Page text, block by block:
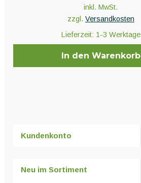
inkl. MwSt.
zzgl. Versandkosten
Lieferzeit: 1-3 Werktage
In den Warenkorb
Kundenkonto
Neu im Sortiment